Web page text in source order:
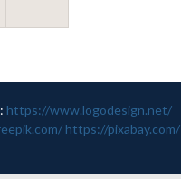
https://www.logodesign.net/
https://pixabay.com/